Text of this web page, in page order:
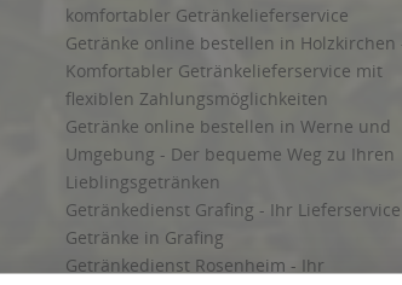
komfortabler Getränkelieferservice
Getränke online bestellen in Holzkirchen
Komfortabler Getränkelieferservice mit
flexiblen Zahlungsmöglichkeiten
Getränke online bestellen in Werne und
Umgebung - Der bequeme Weg zu Ihren
Lieblingsgetränken
Getränkedienst Grafing - Ihr
Getränke in Grafing
Getränkedienst Rosenheim - Ihr